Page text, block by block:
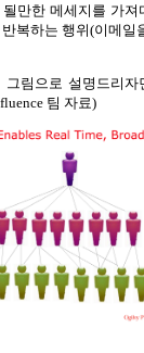
만한 메세지를 가져
복하는 행위(이메일
림으로 설명드리자
팀 자료)